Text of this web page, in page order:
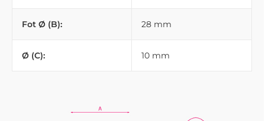
Fot Ø (B): 28 mm
Ø (C): 10 mm